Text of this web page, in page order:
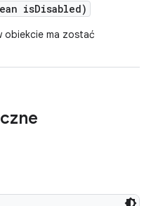
isDisabled)
obiekcie ma zostać